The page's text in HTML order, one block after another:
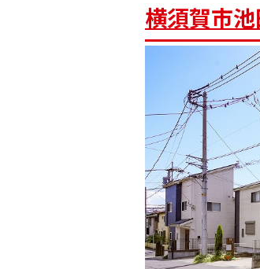
横須賀市